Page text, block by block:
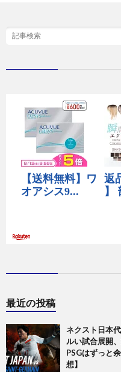
最近の投稿
ネクスト日本
ルい試合展開
PSGはずっと
想】